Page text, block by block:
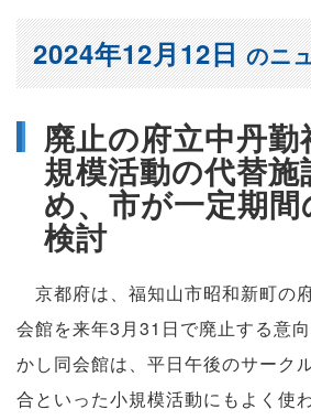
廃止の府立中丹
規模活動の代替
め、市が一定期
検討
2024年12月12日のニ
京都府は、福知山市昭和新町の
会館を来年3月31日で廃止する意
かし同会館は、平日午後のサーク
合といった小規模活動にもよく使